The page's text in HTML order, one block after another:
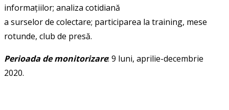
informațiilor; analiza cotidiană
a surselor de colectare; participarea la training, mese
rotunde, club de presă.
Perioada de monitorizare: 9 luni, aprilie-decembrie
2020.